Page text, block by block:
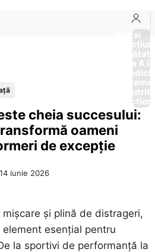
Boli si
Afectiuni
Sănătate
de la A
cheia succesului:
oameni
de excepție
iunie 2026
și plină de distrageri,
esențial pentru
la sportivi de performanță la